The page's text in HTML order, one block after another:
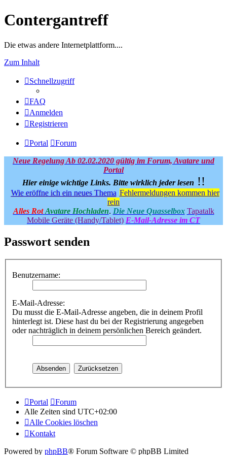
Contergantreff
Die etwas andere Internetplattform....
Zum Inhalt
Schnellzugriff
FAQ
Anmelden
Registrieren
Portal Forum
Neue Regelung Ab 02.02.2020 gültig im Forum, Avatare und
Portal
Hier einige wichtige Links. Bitte wirklich jeder lesen !!
Wie eröffne ich ein neues Thema Fehlermeldungen kommen hier
rein
Alles Rot Avatare Hochladen. Die Neue Quasselbox Tapatalk
Mobile Geräte (Handy/Tablet) E-Mail-Adresse im CT
Passwort senden
Benutzername:
E-Mail-Adresse:
Du musst die E-Mail-Adresse angeben, die in deinem Profil
hinterlegt ist. Diese hast du bei der Registrierung angegeben
oder nachträglich in deinem persönlichen Bereich geändert.
Portal
Forum
Alle Zeiten sind UTC+02:00
Alle Cookies löschen
Kontakt
Powered by phpBB® Forum Software © phpBB Limited